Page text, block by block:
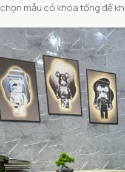
chọn mẫu có khóa tổng để